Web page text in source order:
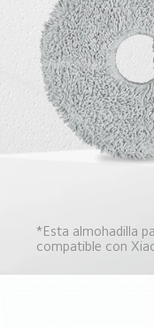
*Esta almohadilla
compatible con